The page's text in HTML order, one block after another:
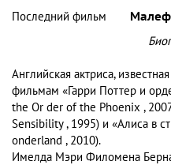
Последний фильм
Английская актриса,
фильмам «Гарри Поттер и
the Or der of the Phoenix ,
Sensibility , 1995) и «Алиса в
onderland , 2010).
Имелда Мэри Филомена